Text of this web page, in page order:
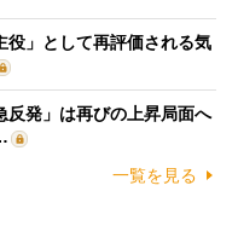
役」として再評価される気
反発」は再びの上昇局面へ
一覧を見る